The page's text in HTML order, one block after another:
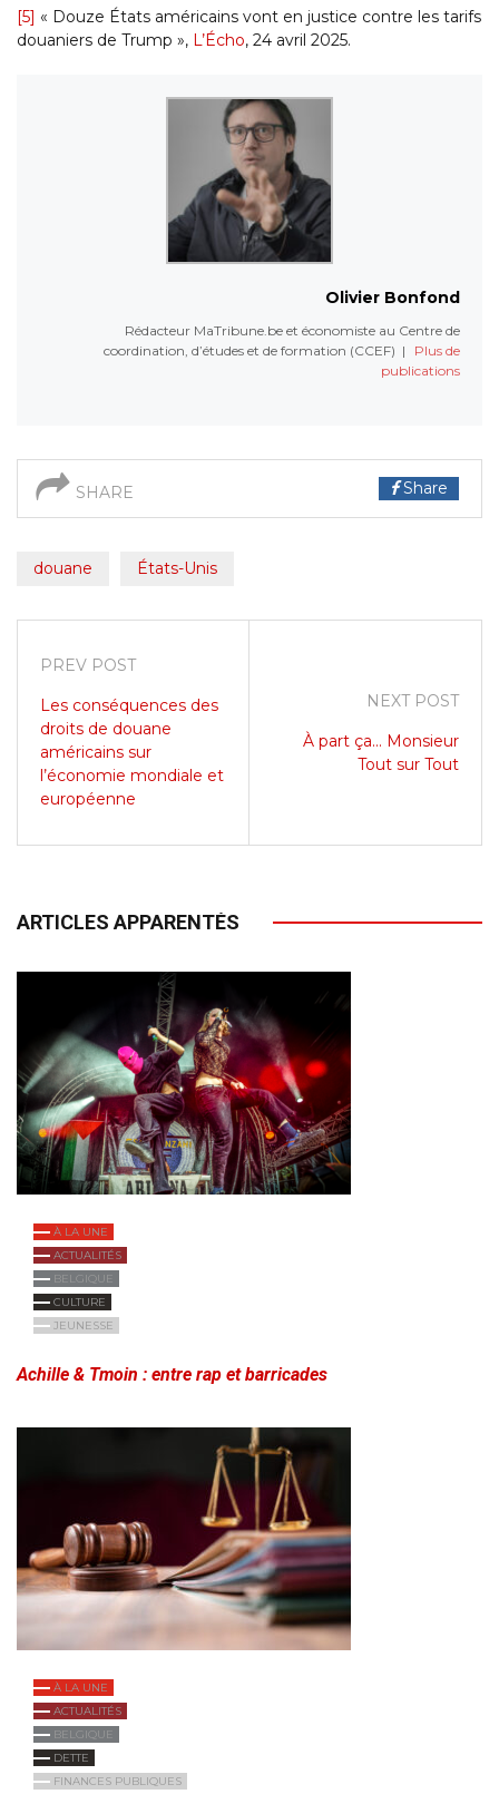
[5] « Douze États américains vont en justice contre les tarifs
douaniers de Trump », L’Écho, 24 avril 2025.
Olivier Bonfond
Rédacteur MaTribune.be et économiste au Centre de
coordination, d’études et de formation (CCEF) |
Plus de
publications
SHARE Share
douane États-Unis
PREV POST
Les conséquences des
droits de douane
américains sur
l’économie mondiale et
européenne
NEXT POST
À part ça... Monsieur
Tout sur Tout
ARTICLES APPARENTÉS
À LA UNE
ACTUALITÉS
BELGIQUE
CULTURE
JEUNESSE
Achille & Tmoin : entre rap et barricades
À LA UNE
ACTUALITÉS
BELGIQUE
DETTE
FINANCES PUBLIQUES